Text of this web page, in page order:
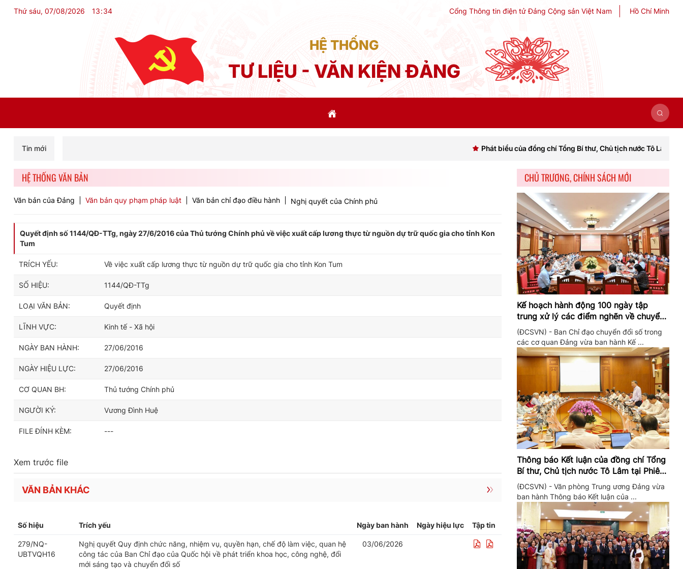
Thứ sáu, 07/08/2026 13:34 Cổng Thông tin điện tử Đảng Cộng sản Việt Nam Hồ Chí Minh
HỆ THỐNG
TƯ LIỆU - VĂN KIỆN ĐẢNG
Tin mới Phát biểu của đồng chí Tổng Bí thư, Chủ tịch nước Tô Lâm khai mạc Hội
HỆ THỐNG VĂN BẢN
Văn bản của Đảng Văn bản quy phạm pháp luật Văn bản chỉ đạo điều hành Nghị quyết của Chính phủ
Quyết định số 1144/QĐ-TTg, ngày 27/6/2016 của Thủ tướng Chính phủ về việc xuất cấp lương thực từ nguồn dự trữ quốc gia cho tỉnh Kon
Tum
TRÍCH YẾU: Về việc xuất cấp lương thực từ nguồn dự trữ quốc gia cho tỉnh Kon Tum
SỐ HIỆU: 1144/QĐ-TTg
LOẠI VĂN BẢN: Quyết định
LĨNH VỰC: Kinh tế - Xã hội
NGÀY BAN HÀNH: 27/06/2016
NGÀY HIỆU LỰC: 27/06/2016
CƠ QUAN BH: Thủ tướng Chính phủ
NGƯỜI KÝ: Vương Đình Huệ
FILE ĐÍNH KÈM: ---
Xem trước file
VĂN BẢN KHÁC
Số hiệu Trích yếu Ngày ban hành Ngày hiệu lực Tập tin
279/NQ-
UBTVQH16
Nghị quyết Quy định chức năng, nhiệm vụ, quyền hạn, chế độ làm việc, quan hệ
công tác của Ban Chỉ đạo của Quốc hội về phát triển khoa học, công nghệ, đổi
mới sáng tạo và chuyển đổi số
03/06/2026
CHỦ TRƯƠNG, CHÍNH SÁCH MỚI
Kế hoạch hành động 100 ngày tập
trung xử lý các điểm nghẽn về chuyển
đổi số trong các cơ quan Đảng
(ĐCSVN) - Ban Chỉ đạo chuyển đổi số trong
các cơ quan Đảng vừa ban hành Kế ...
Thông báo Kết luận của đồng chí Tổng
Bí thư, Chủ tịch nước Tô Lâm tại Phiên
họp Ban Chỉ đạo Trung ương thực hiện
Nghị quyết 57
(ĐCSVN) - Văn phòng Trung ương Đảng vừa
ban hành Thông báo Kết luận của ...